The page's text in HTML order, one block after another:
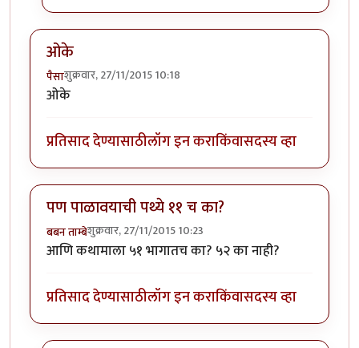
ओके
पैसाशुक्रवार, 27/11/2015 10:18
ओके
प्रतिसाद देण्यासाठीलॉग इन कराकिंवासदस्य व्हा
पण पाळावयाची पथ्ये ११ च का?
बबन ताम्बेशुक्रवार, 27/11/2015 10:23
आणि कथामाला ५१ भागातच का? ५२ का नाही?
प्रतिसाद देण्यासाठीलॉग इन कराकिंवासदस्य व्हा